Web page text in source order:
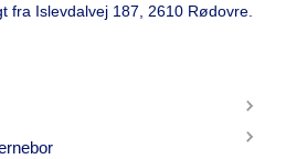
fra Islevdalvej 187, 2610 Rødovre.